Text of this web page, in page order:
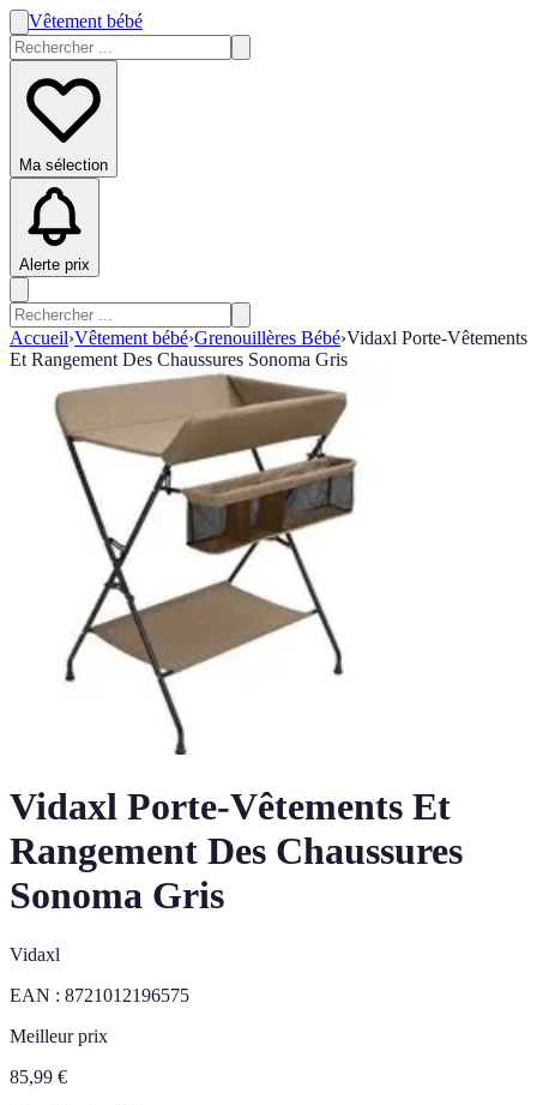
Vêtement bébé
Ma sélection
Alerte prix
Accueil›Vêtement bébé›Grenouillères Bébé›Vidaxl Porte-Vêtements
Et Rangement Des Chaussures Sonoma Gris
Vidaxl Porte-Vêtements Et
Rangement Des Chaussures
Sonoma Gris
Vidaxl
EAN : 8721012196575
Meilleur prix
85,99 €